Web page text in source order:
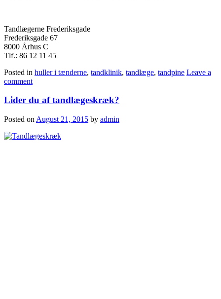
Tandlægerne Frederiksgade
Frederiksgade 67
8000 Århus C
Tlf.: 86 12 11 45
Posted in huller i tænderne, tandklinik, tandlæge, tandpine Leave a
comment
Lider du af tandlægeskræk?
Posted on August 21, 2015 by admin